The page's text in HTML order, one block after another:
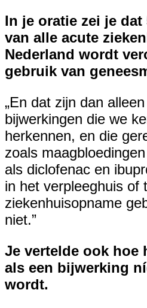
In je oratie zei je
van alle acute
Nederland wordt
gebruik van
„En dat zijn dan
bijwerkingen die we
herkennen, en die
zoals
als diclofenac en
in het verpleeghuis of
ziekenhuisopname
niet.”
Je vertelde ook hoe
als een bijwerking
wordt.